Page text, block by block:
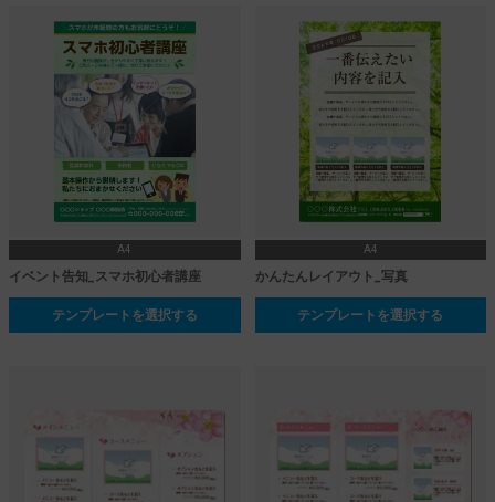
A4
イベント告知_スマホ初心者講座
テンプレートを選択する
A4
かんたんレイアウト_写真
テンプレートを選択する